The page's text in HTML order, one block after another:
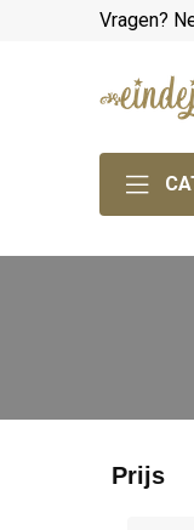
Vragen?
Prijs